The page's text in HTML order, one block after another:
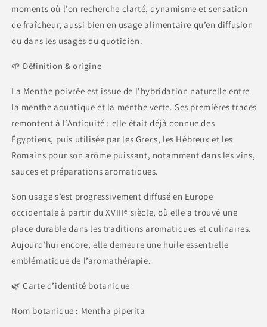
moments où l’on recherche clarté, dynamisme et sensation
de fraîcheur, aussi bien en usage alimentaire qu’en diffusion
ou dans les usages du quotidien.
🌱 Définition & origine
La Menthe poivrée est issue de l’hybridation naturelle entre
la menthe aquatique et la menthe verte. Ses premières traces
remontent à l’Antiquité : elle était déjà connue des
Égyptiens, puis utilisée par les Grecs, les Hébreux et les
Romains pour son arôme puissant, notamment dans les vins,
sauces et préparations aromatiques.
Son usage s’est progressivement diffusé en Europe
occidentale à partir du XVIIIᵉ siècle, où elle a trouvé une
place durable dans les traditions aromatiques et culinaires.
Aujourd’hui encore, elle demeure une huile essentielle
emblématique de l’aromathérapie.
🌿 Carte d’identité botanique
Nom botanique : Mentha piperita